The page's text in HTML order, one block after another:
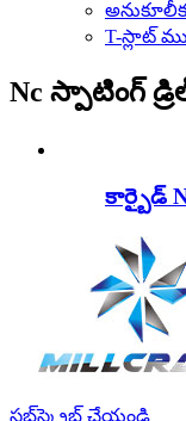
T-స్లాట్
Nc స్పాటింగ్
కార్బైడ్
సబ్‌స్క్రైబ్ చేయండి